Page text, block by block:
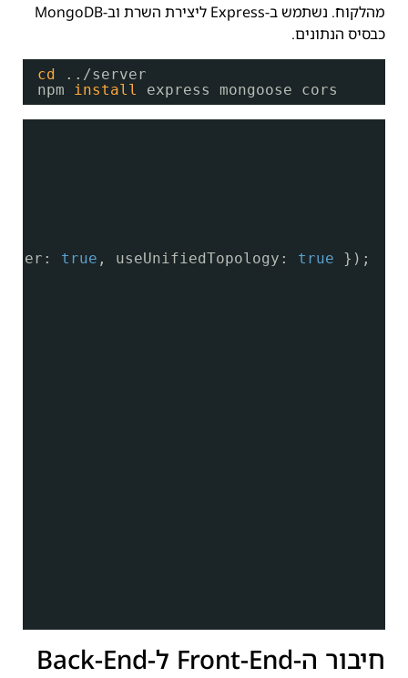
מהלקוח. נשתמש ב-Express ליצירת השרת וב-MongoDB
כבסיס הנתונים.
cd .. /server
npm
install express mongoose cors
true , useUnifiedTopology: true });
חיבור ה-Front-End ל-Back-End